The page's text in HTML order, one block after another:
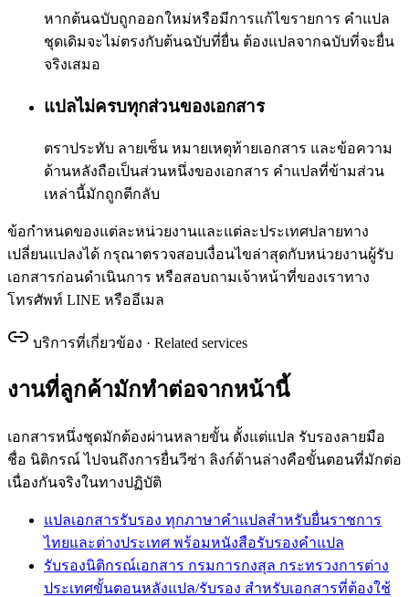
หากต้นฉบับถูกออกใหม่หรือมีการแก้ไขรายการ คำแปล
ชุดเดิมจะไม่ตรงกับต้นฉบับที่ยื่น ต้องแปลจากฉบับที่จะยื่น
จริงเสมอ
แปลไม่ครบทุกส่วนของเอกสาร
ตราประทับ ลายเซ็น หมายเหตุท้ายเอกสาร และข้อความ
ด้านหลังถือเป็นส่วนหนึ่งของเอกสาร คำแปลที่ข้ามส่วน
เหล่านี้มักถูกตีกลับ
ข้อกำหนดของแต่ละหน่วยงานและแต่ละประเทศปลายทาง
เปลี่ยนแปลงได้ กรุณาตรวจสอบเงื่อนไขล่าสุดกับหน่วยงานผู้รับ
เอกสารก่อนดำเนินการ หรือสอบถามเจ้าหน้าที่ของเราทาง
โทรศัพท์ LINE หรืออีเมล
บริการที่เกี่ยวข้อง · Related services
งานที่ลูกค้ามักทำต่อจากหน้านี้
เอกสารหนึ่งชุดมักต้องผ่านหลายขั้น ตั้งแต่แปล รับรองลายมือ
ชื่อ นิติกรณ์ ไปจนถึงการยื่นวีซ่า ลิงก์ด้านล่างคือขั้นตอนที่มักต่อ
เนื่องกันจริงในทางปฏิบัติ
แปลเอกสารรับรอง ทุกภาษาคำแปลสำหรับยื่นราชการ
ไทยและต่างประเทศ พร้อมหนังสือรับรองคำแปล
รับรองนิติกรณ์เอกสาร กรมการกงสุล กระทรวงการต่าง
ประเทศขั้นตอนหลังแปล/รับรอง สำหรับเอกสารที่ต้องใช้